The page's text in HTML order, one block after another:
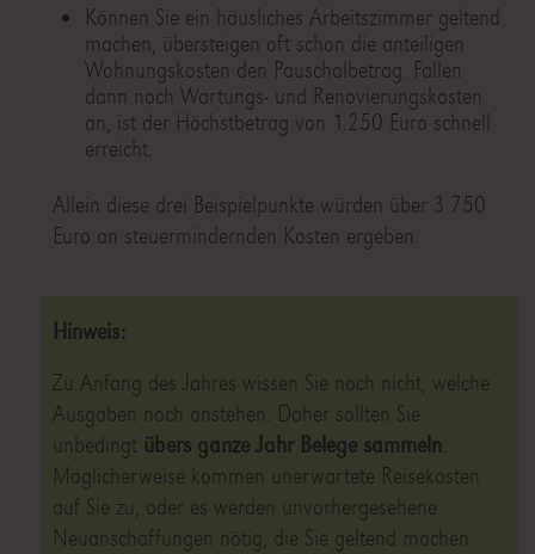
Können Sie ein häusliches Arbeitszimmer geltend
machen, übersteigen oft schon die anteiligen
Wohnungskosten den Pauschalbetrag. Fallen
dann noch Wartungs- und Renovierungskosten
an, ist der Höchstbetrag von 1.250 Euro schnell
erreicht.
Allein diese drei Beispielpunkte würden über 3.750
Euro an steuermindernden Kosten ergeben.
Hinweis:
Zu Anfang des Jahres wissen Sie noch nicht, welche
Ausgaben noch anstehen. Daher sollten Sie
unbedingt übers ganze Jahr Belege sammeln
Möglicherweise kommen unerwartete Reisekosten
auf Sie zu, oder es werden unvorhergesehene
Neuanschaffungen nötig, die Sie geltend machen